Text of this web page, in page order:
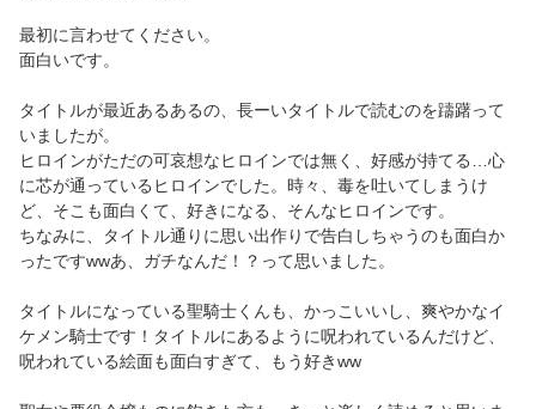
最初に言わせてください。
面白いです。
タイトルが最近あるあるの、長ーいタイトルで読むのを躊躇って
いましたが。
ヒロインがただの可哀想なヒロインでは無く、好感が持てる…心
に芯が通っているヒロインでした。時々、毒を吐いてしまうけ
ど、そこも面白くて、好きになる、そんなヒロインです。
ちなみに、タイトル通りに思い出作りで告白しちゃうのも面白か
ったですwwあ、ガチなんだ！？って思いました。
タイトルになっている聖騎士くんも、かっこいいし、爽やかなイ
ケメン騎士です！タイトルにあるように呪われているんだけど、
呪われている絵面も面白すぎて、もう好きww